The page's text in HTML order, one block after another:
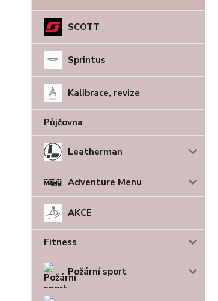
SCOTT
Sprintus
Kalibrace, revize
Půjčovna
Leatherman
Adventure Menu
AKCE
Fitness
Požární sport